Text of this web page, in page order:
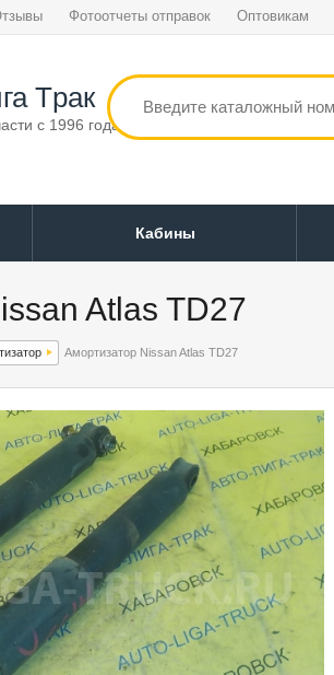
Фотоотчеты отправок Оптовикам
Tрак
с 1996 года
Кабины
Atlas TD27
Амортизатор Nissan Atlas TD27